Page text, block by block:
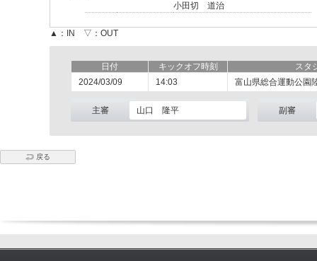
小田切 道治
▲：IN ▽：OUT
日付 キックオフ時刻
スタ
2024/03/09
14:03 富山県総合運動公園
主審 山口 隆平 副審
戻る